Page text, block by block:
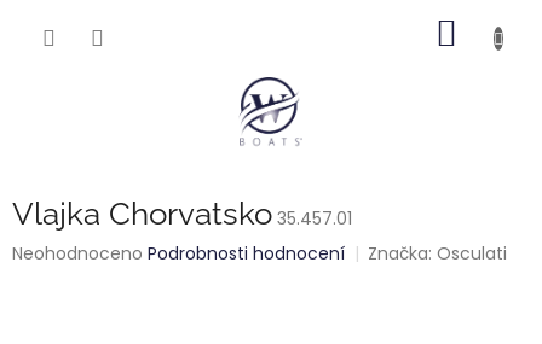
Vlajka Chorvatsko 35.457.01
Průměrné
Neohodnoceno Podrobnosti hodnocení Značka:Osculati